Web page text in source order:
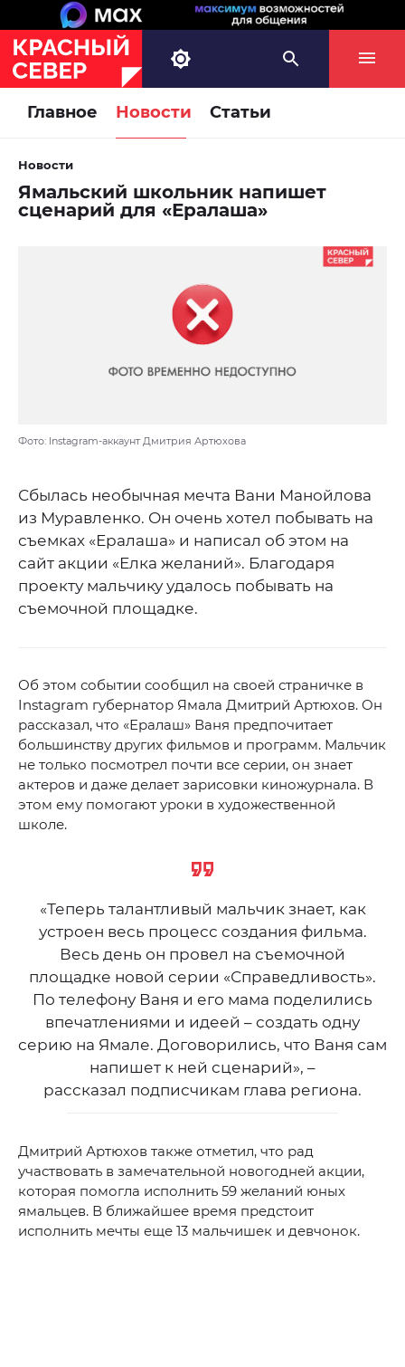
Главное Новости Статьи
Новости
Ямальский школьник напишет
сценарий для «Ералаша»
Фото: Instagram-аккаунт Дмитрия Артюхова
Сбылась необычная мечта Вани Манойлова
из Муравленко. Он очень хотел побывать на
съемках «Ералаша» и написал об этом на
сайт акции «Елка желаний». Благодаря
проекту мальчику удалось побывать на
съемочной площадке.
Об этом событии сообщил на своей страничке в
Instagram губернатор Ямала Дмитрий Артюхов. Он
рассказал, что «Ералаш» Ваня предпочитает
большинству других фильмов и программ. Мальчик
не только посмотрел почти все серии, он знает
актеров и даже делает зарисовки киножурнала. В
этом ему помогают уроки в художественной
школе.
«Теперь талантливый мальчик знает, как
устроен весь процесс создания фильма.
Весь день он провел на съемочной
площадке новой серии «Справедливость».
По телефону Ваня и его мама поделились
впечатлениями и идеей – создать одну
серию на Ямале. Договорились, что Ваня сам
напишет к ней сценарий», –
рассказал подписчикам глава региона.
Дмитрий Артюхов также отметил, что рад
участвовать в замечательной новогодней акции,
которая помогла исполнить 59 желаний юных
ямальцев. В ближайшее время предстоит
исполнить мечты еще 13 мальчишек и девчонок.